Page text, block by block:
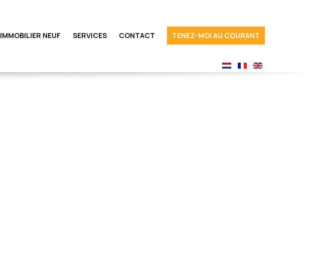
IMMOBILIER NEUF SERVICES CONTACT TENEZ-MOI AU COURANT